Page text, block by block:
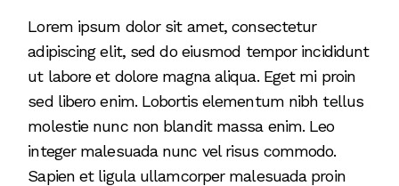
Lorem ipsum dolor sit amet, consectetur
adipiscing elit, sed do eiusmod tempor incididunt
ut labore et dolore magna aliqua. Eget mi proin
sed libero enim. Lobortis elementum nibh tellus
molestie nunc non blandit massa enim. Leo
integer malesuada nunc vel risus commodo.
Sapien et ligula ullamcorper malesuada proin